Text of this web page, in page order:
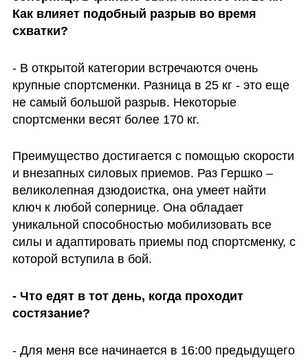
Как влияет подобный разрыв во время
схватки?
- В открытой категории встречаются очень
крупные спортсменки. Разница в 25 кг - это еще
не самый большой разрыв. Некоторые
спортсменки весят более 170 кг.
Преимущество достигается с помощью скорости
и внезапных силовых приемов. Раз Гершко –
великолепная дзюдоистка, она умеет найти
ключ к любой сопернице. Она обладает
уникальной способностью мобилизовать все
силы и адаптировать приемы под спортсменку, с
которой вступила в бой.
- Что едят в тот день, когда проходит
состязание?
- Для меня все начинается в 16:00 предыдущего